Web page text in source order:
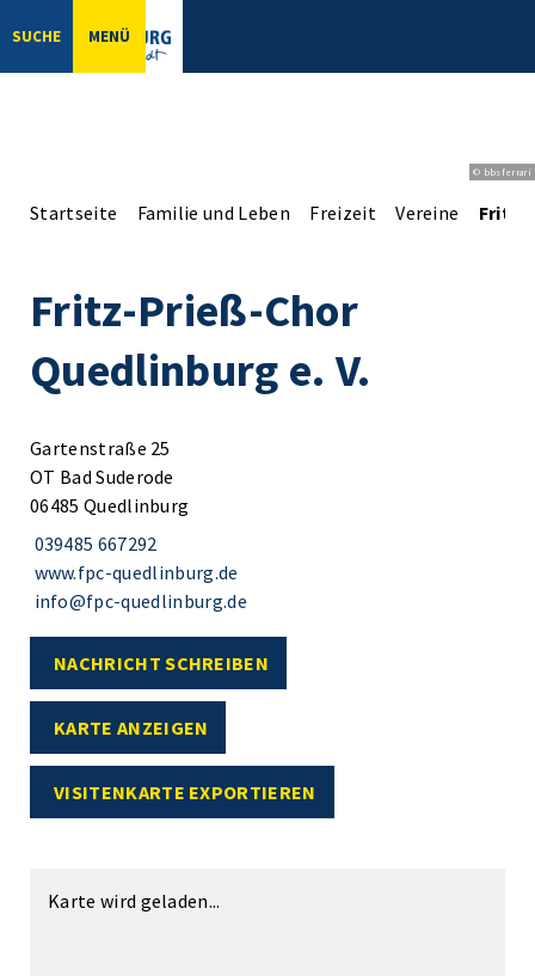
SUCHE MENÜ
© bbsferrari
Startseite Familie und Leben Freizeit Vereine Fritz-
Fritz-Prieß-Chor
Quedlinburg e. V.
Gartenstraße 25
OT Bad Suderode
06485 Quedlinburg
039485 667292
www.fpc-quedlinburg.de
info@fpc-quedlinburg.de
NACHRICHT SCHREIBEN
KARTE ANZEIGEN
VISITENKARTE EXPORTIEREN
Karte wird geladen...